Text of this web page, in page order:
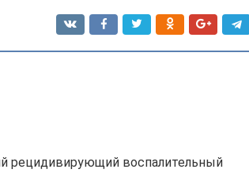
рецидивирующий воспалительный